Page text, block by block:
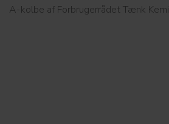
A-kolbe af Forbrugerrådet Tænk Kemi